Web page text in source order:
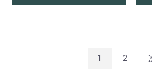
1 2